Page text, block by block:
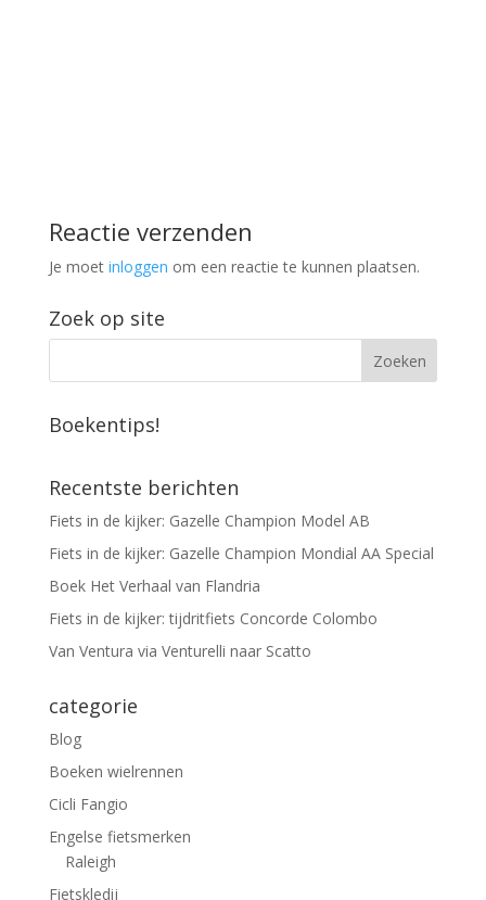
Reactie verzenden
Je moet inloggen om een reactie te kunnen plaatsen.
Zoek op site
Boekentips!
Recentste berichten
Fiets in de kijker: Gazelle Champion Model AB
Fiets in de kijker: Gazelle Champion Mondial AA Special
Boek Het Verhaal van Flandria
Fiets in de kijker: tijdritfiets Concorde Colombo
Van Ventura via Venturelli naar Scatto
categorie
Blog
Boeken wielrennen
Cicli Fangio
Engelse fietsmerken
Raleigh
Fietskledij